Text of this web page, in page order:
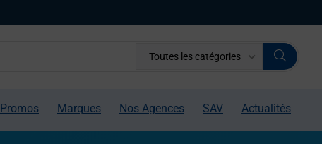
Toutes les catégories
Promos Marques Nos Agences SAV Actualités